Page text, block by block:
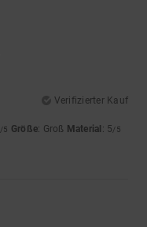
Verifizierter Kauf
/5 Größe: Groß Material : 5/5